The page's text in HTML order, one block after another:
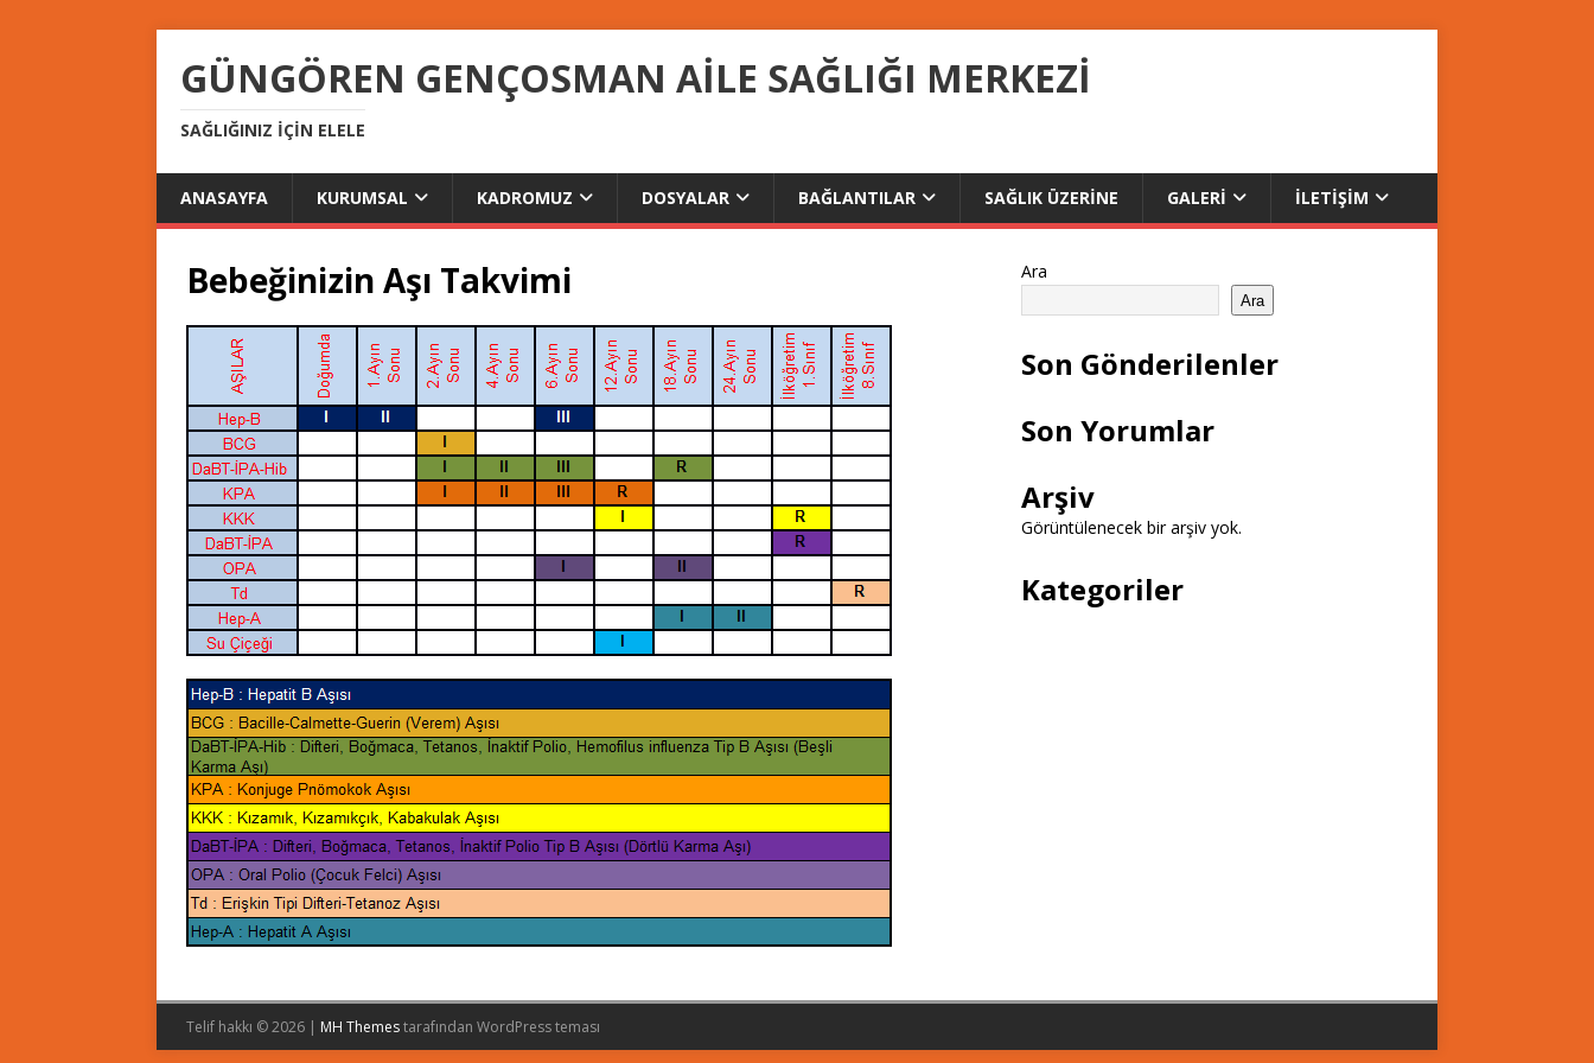
GÜNGÖREN GENÇOSMAN AİLE SAĞLIĞI MERKEZİ
SAĞLIĞINIZ IÇIN ELELE
ANASAYFA KURUMSAL KADROMUZ DOSYALAR BAĞLANTILAR SAĞLIK ÜZERİNE GALERİ İLETİŞİM
Bebeğinizin Aşı Takvimi Ara
Ara
Son Gönderilenler
Son Yorumlar
Arşiv
Görüntülenecek bir arşiv yok.
Kategoriler
Telif hakkı © 2026 | MH Themestarafından WordPress teması